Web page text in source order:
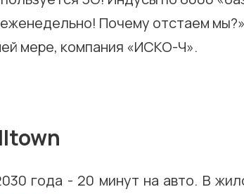
Почему отстаем мы?»
мере, компания «ИСКО-Ч».
года - 20 минут на авто. В